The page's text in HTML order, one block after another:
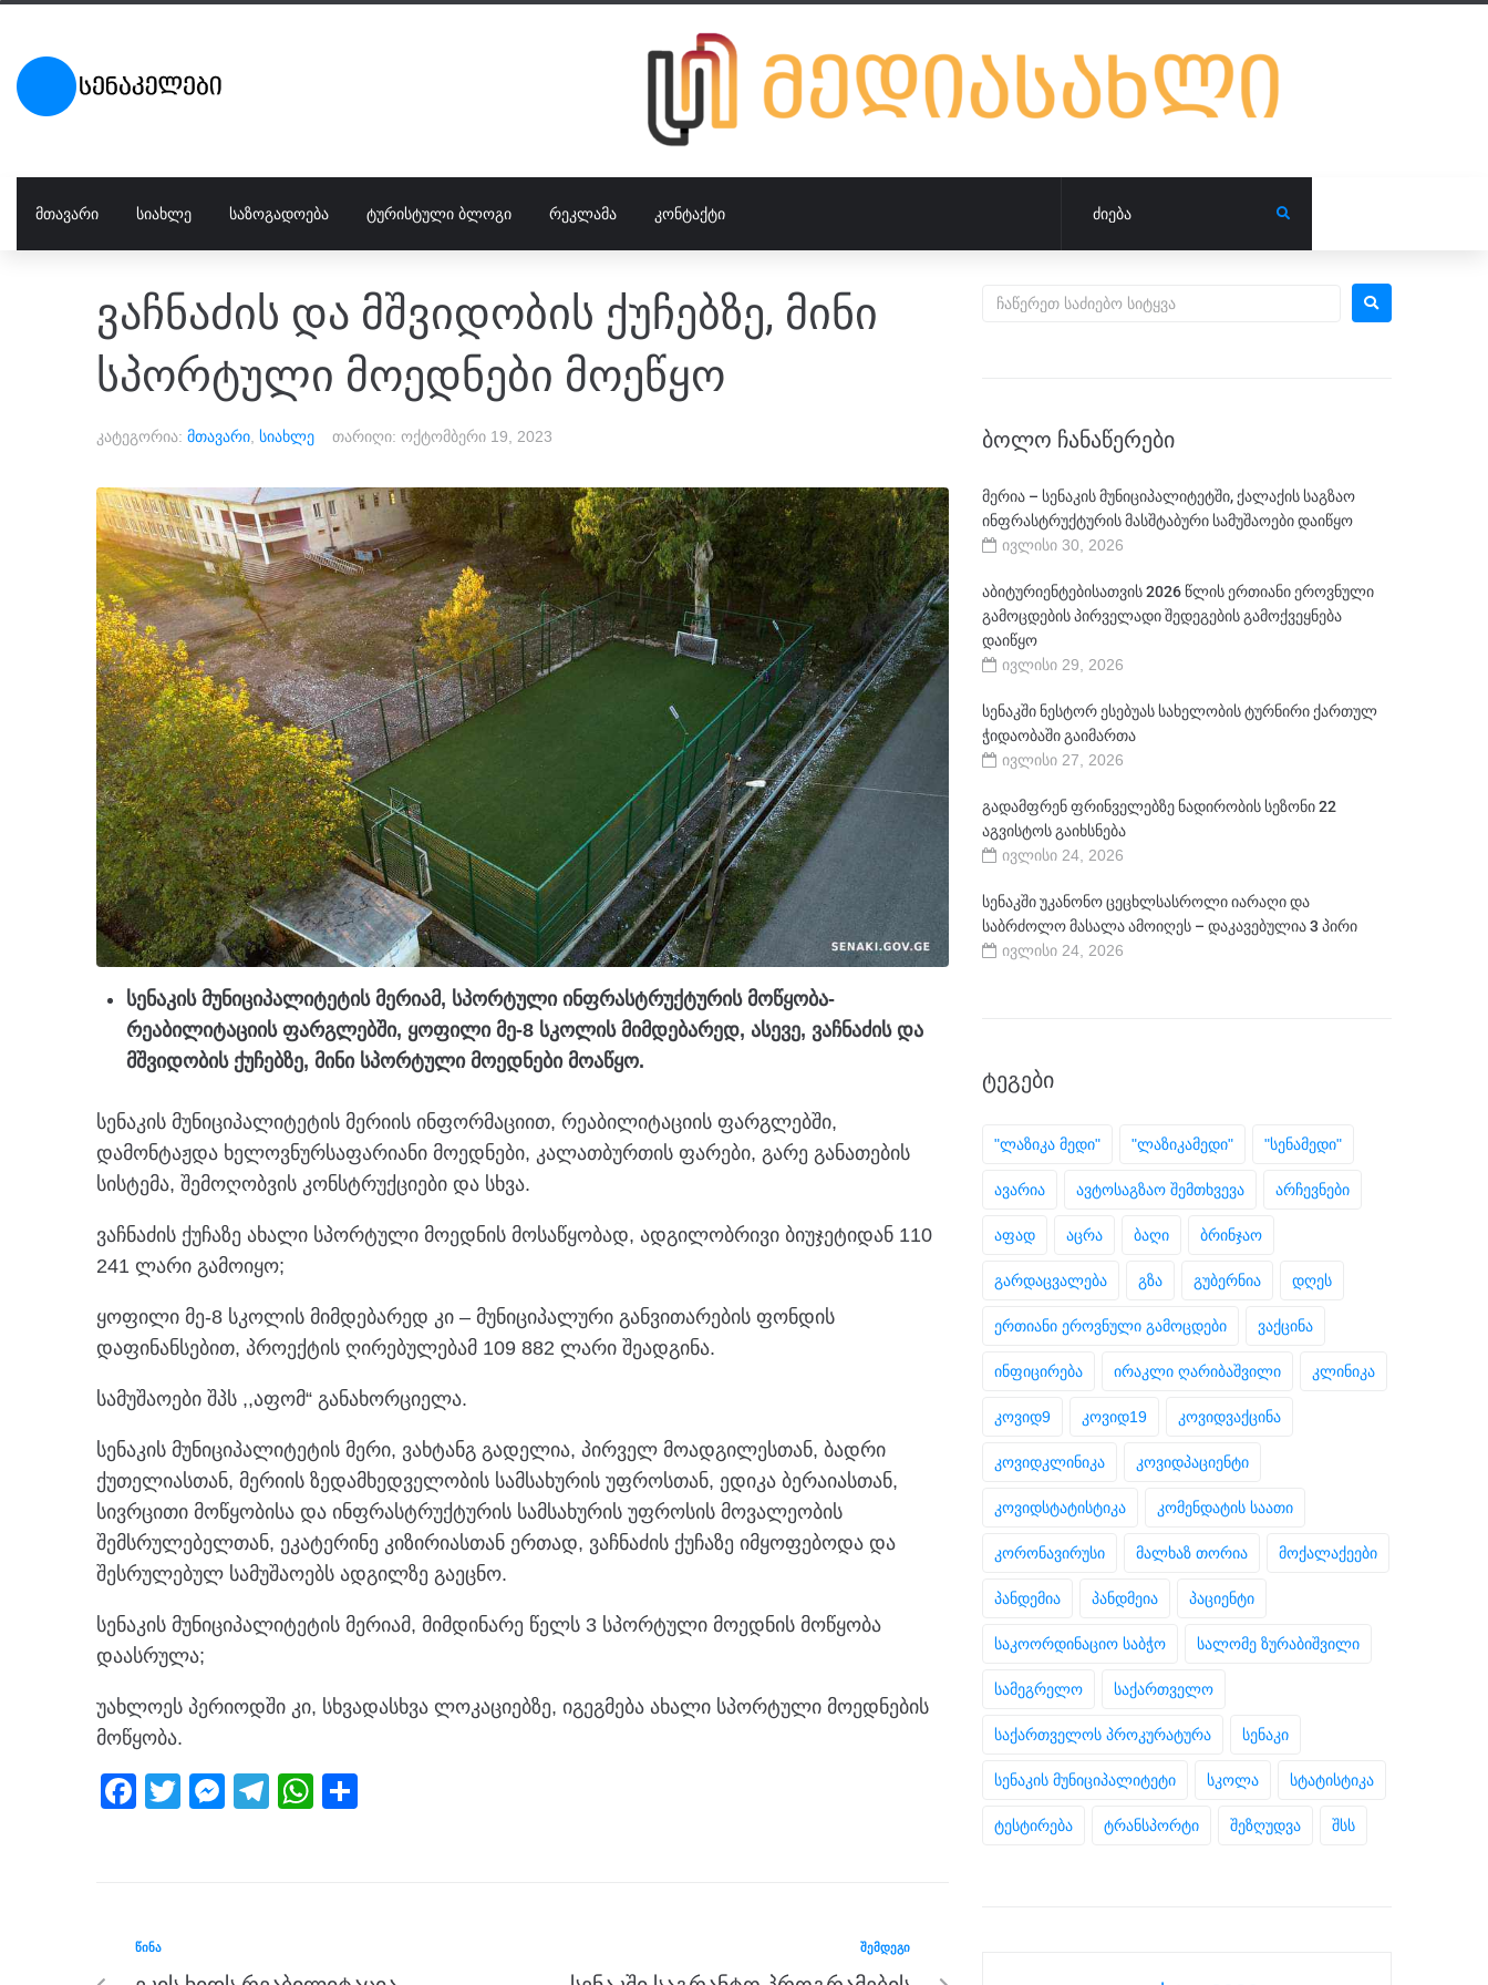
ᲛᲗᲐᲕᲐᲠᲘ ᲡᲘᲐᲮᲚᲔ ᲡᲐᲖᲝᲒᲐᲓᲝᲔᲑᲐ ᲢᲣᲠᲘᲡᲢᲣᲚᲘ ᲑᲚᲝᲒᲘ ᲠᲔᲙᲚᲐᲛᲐ ᲙᲝᲜᲢᲐᲥᲢᲘ
ვაჩნაძის და მშვიდობის ქუჩებზე, მინი
სპორტული მოედნები მოეწყო
კატეგორია: მთავარი სიახლე თარიღი: ოქტომბერი 19, 2023
სენაკის მუნიციპალიტეტის მერიამ, სპორტული ინფრასტრუქტურის მოწყობა-
რეაბილიტაციის ფარგლებში, ყოფილი მე-8 სკოლის მიმდებარედ, ასევე, ვაჩნაძის და
მშვიდობის ქუჩებზე, მინი სპორტული მოედნები მოაწყო.
სენაკის მუნიციპალიტეტის მერიის ინფორმაციით, რეაბილიტაციის ფარგლებში,
დამონტაჟდა ხელოვნურსაფარიანი მოედნები, კალათბურთის ფარები, გარე განათების
სისტემა, შემოღობვის კონსტრუქციები და სხვა.
ვაჩნაძის ქუჩაზე ახალი სპორტული მოედნის მოსაწყობად, ადგილობრივი ბიუჯეტიდან 110
241 ლარი გამოიყო;
ყოფილი მე-8 სკოლის მიმდებარედ კი – მუნიციპალური განვითარების ფონდის
დაფინანსებით, პროექტის ღირებულებამ 109 882 ლარი შეადგინა.
სამუშაოები შპს ,,აფომ“ განახორციელა.
სენაკის მუნიციპალიტეტის მერი, ვახტანგ გადელია, პირველ მოადგილესთან, ბადრი
ქუთელიასთან, მერიის ზედამხედველობის სამსახურის უფროსთან, ედიკა ბერაიასთან,
სივრცითი მოწყობისა და ინფრასტრუქტურის სამსახურის უფროსის მოვალეობის
შემსრულებელთან, ეკატერინე კიზირიასთან ერთად, ვაჩნაძის ქუჩაზე იმყოფებოდა და
შესრულებულ სამუშაოებს ადგილზე გაეცნო.
სენაკის მუნიციპალიტეტის მერიამ, მიმდინარე წელს 3 სპორტული მოედნის მოწყობა
დაასრულა;
უახლოეს პერიოდში კი, სხვადასხვა ლოკაციებზე, იგეგმება ახალი სპორტული მოედნების
მოწყობა.
F
b
T
M
g
T
m
W
ᲬᲘᲜᲐ ᲨᲔᲛᲓᲔᲒᲘ
ᲑᲝᲚᲝ ᲩᲐᲜᲐᲬᲔᲠᲔᲑᲘ
მერია – სენაკის მუნიციპალიტეტში, ქალაქის საგზაო
ინფრასტრუქტურის მასშტაბური სამუშაოები დაიწყო
ივლისი 30, 2026
აბიტურიენტებისათვის 2026 წლის ერთიანი ეროვნული
გამოცდების პირველადი შედეგების გამოქვეყნება
დაიწყო
ივლისი 29, 2026
სენაკში ნესტორ ესებუას სახელობის ტურნირი ქართულ
ჭიდაობაში გაიმართა
ივლისი 27, 2026
გადამფრენ ფრინველებზე ნადირობის სეზონი 22
აგვისტოს გაიხსნება
ივლისი 24, 2026
სენაკში უკანონო ცეცხლსასროლი იარაღი და
საბრძოლო მასალა ამოიღეს – დაკავებულია 3 პირი
ივლისი 24, 2026
ᲢᲔᲒᲔᲑᲘ
"ლაზიკა მედი" "ლაზიკამედი" "სენამედი"
ავარია ავტოსაგზაო შემთხვევა არჩევნები
აფად აცრა ბაღი ბრინჯაო
გარდაცვალება გზა გუბერნია დღეს
ერთიანი ეროვნული გამოცდები ვაქცინა
ინფიცირება ირაკლი ღარიბაშვილი კლინიკა
კოვიდ9 კოვიდ19 კოვიდვაქცინა
კოვიდკლინიკა კოვიდპაციენტი
კოვიდსტატისტიკა კომენდატის საათი
კორონავირუსი მალხაზ თორია მოქალაქეები
პანდემია პანდმეია პაციენტი
საკოორდინაციო საბჭო სალომე ზურაბიშვილი
სამეგრელო საქართველო
საქართველოს პროკურატურა სენაკი
სენაკის მუნიციპალიტეტი სკოლა სტატისტიკა
ტესტირება ტრანსპორტი შეზღუდვა შსს